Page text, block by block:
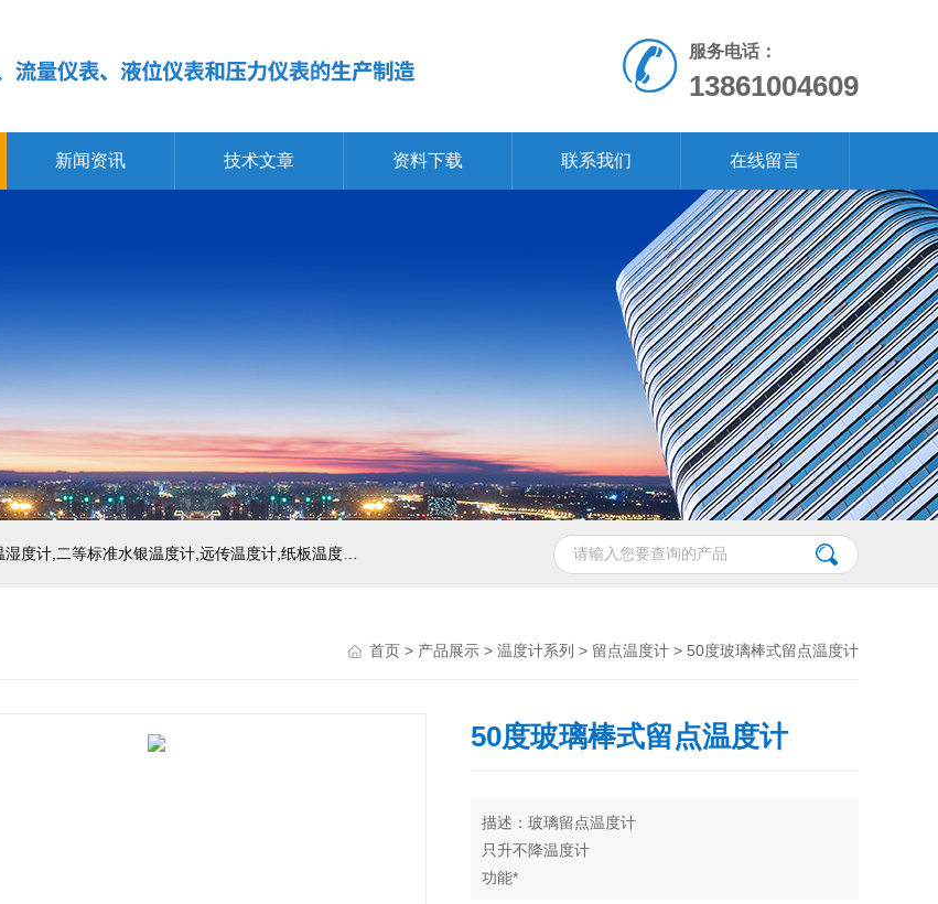
服务电话：
13861004609
新闻资讯 技术文章 资料下载 联系我们 在线留言
首页 > 产品展示 > 温度计系列 > 留点温度计 > 50度玻璃棒式留点温度计
50度玻璃棒式留点温度计
描述：玻璃留点温度计
只升不降温度计
功能*